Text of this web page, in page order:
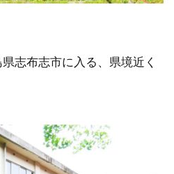
志布志市に入る、県境近く